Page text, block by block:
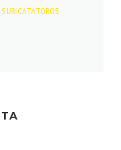
SURICATATOROS